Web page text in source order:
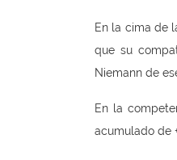
En la cima de
que su
Niemann de
En la
acumulado de